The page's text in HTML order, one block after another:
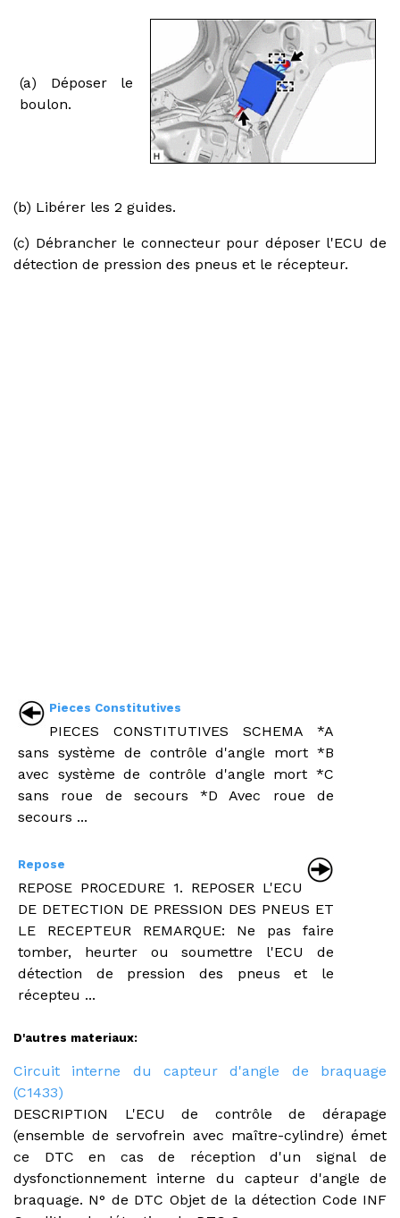
(a) Déposer le
boulon.
(b) Libérer les 2 guides.
(c) Débrancher le connecteur pour déposer l'ECU de
détection de pression des pneus et le récepteur.
Pieces Constitutives
PIECES CONSTITUTIVES SCHEMA *A
sans système de contrôle d'angle mort *B
avec système de contrôle d'angle mort *C
sans roue de secours *D Avec roue de
secours ...
Repose
REPOSE PROCEDURE 1. REPOSER L'ECU
DE DETECTION DE PRESSION DES PNEUS ET
LE RECEPTEUR REMARQUE: Ne pas faire
tomber, heurter ou soumettre l'ECU de
détection de pression des pneus et le
récepteu ...
D'autres materiaux:
Circuit interne du capteur d'angle de braquage
(C1433)
DESCRIPTION L'ECU de contrôle de dérapage
(ensemble de servofrein avec maître-cylindre) émet
ce DTC en cas de réception d'un signal de
dysfonctionnement interne du capteur d'angle de
braquage. N° de DTC Objet de la détection Code INF